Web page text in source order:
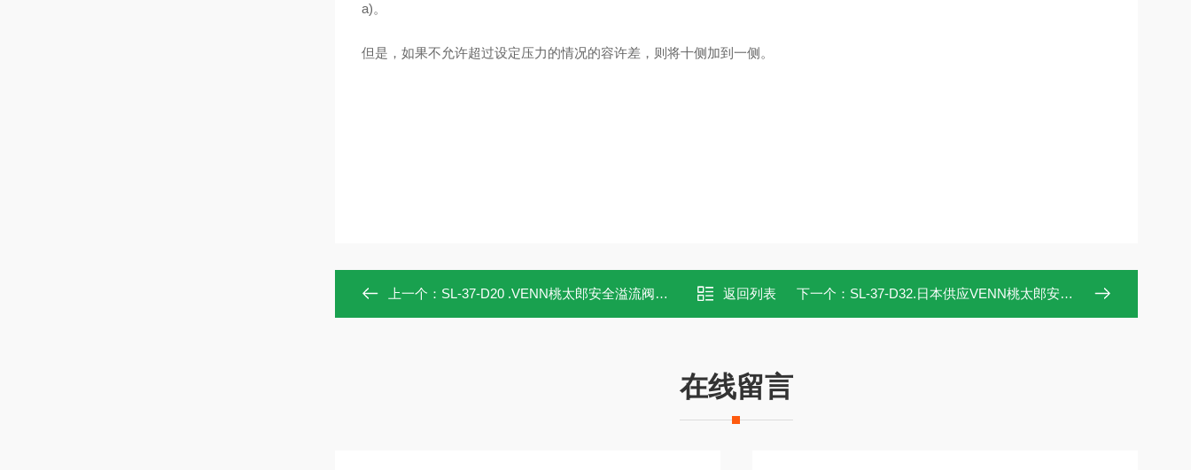
a)。
但是，如果不允许超过设定压力的情况的容许差，则将十侧加到一侧。
上一个： SL-37-D20 .VENN桃太郎安全溢流阀SL-37-D20 原装供应 返回列表 下一个： SL-37-D32.日本供应VENN桃太郎安全溢流阀SL-37-D32
在线留言